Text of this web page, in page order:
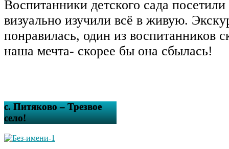
Воспитанники детского сада
визуально изучили всё в живую.
понравилась, один из воспитанников
наша мечта- скорее бы она сбылась!
с. Питяково – Трезвое
село!